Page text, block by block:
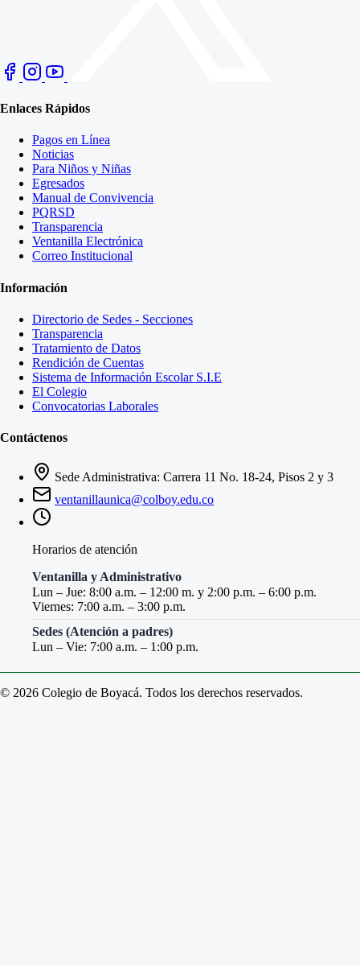
Enlaces Rápidos
Pagos en Línea
Noticias
Para Niños y Niñas
Egresados
Manual de Convivencia
PQRSD
Transparencia
Ventanilla Electrónica
Correo Institucional
Información
Directorio de Sedes - Secciones
Transparencia
Tratamiento de Datos
Rendición de Cuentas
Sistema de Información Escolar S.I.E
El Colegio
Convocatorias Laborales
Contáctenos
Sede Administrativa: Carrera 11 No. 18-24, Pisos 2 y 3
ventanillaunica@colboy.edu.co
Horarios de atención
Ventanilla y Administrativo
Lun – Jue: 8:00 a.m. – 12:00 m. y 2:00 p.m. – 6:00 p.m.
Viernes: 7:00 a.m. – 3:00 p.m.
Sedes (Atención a padres)
Lun – Vie: 7:00 a.m. – 1:00 p.m.
© 2026 Colegio de Boyacá. Todos los derechos reservados.